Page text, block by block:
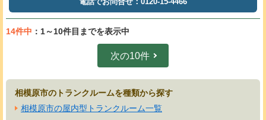
14件中 ：1～10件目までを表示中
次の10件
相模原市のトランクルームを種類から探す
相模原市の屋内型トランクルーム一覧